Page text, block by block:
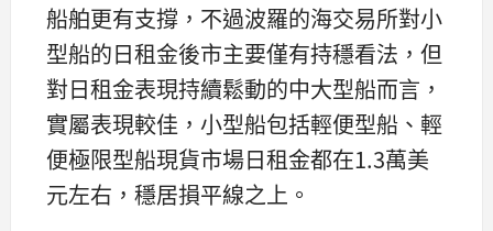
船舶更有支撐，不過波羅的海交易所對小
型船的日租金後市主要僅有持穩看法，但
對日租金表現持續鬆動的中大型船而言，
實屬表現較佳，小型船包括輕便型船、輕
便極限型船現貨市場日租金都在1.3萬美
元左右，穩居損平線之上。